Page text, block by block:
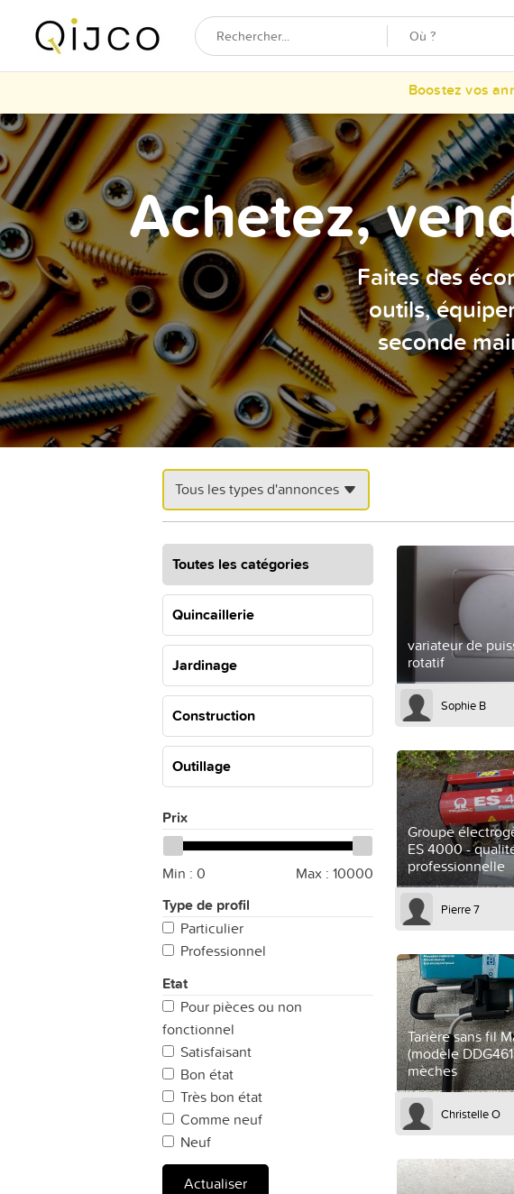
Boostez vos
Achetez,
Faites des
outils,
seconde
Tous les types d'annonces
Toutes les catégories
Quincaillerie
Jardinage
Construction
Outillage
Prix
Min : 0 Max : 10000
Type de profil
Particulier
Professionnel
Etat
Pour pièces ou non
fonctionnel
Satisfaisant
Bon état
Très bon état
Comme neuf
Neuf
Actualiser
variateur de
rotatif
Sophie B
Groupe
ES 4000 -
professionnelle
Pierre 7
Tarière sans fil
(modèle
mèches
Christelle O